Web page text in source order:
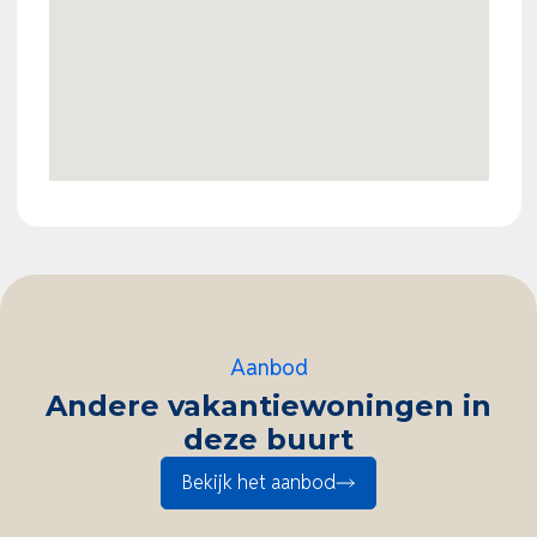
Aanbod
Andere vakantiewoningen in
deze buurt
Bekijk het aanbod